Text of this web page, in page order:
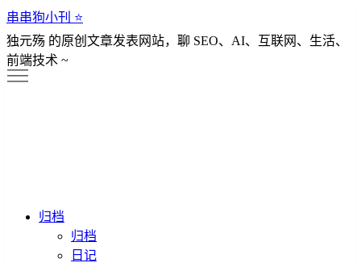
串串狗小刊 ⭐️
独元殇 的原创文章发表网站，聊 SEO、AI、互联网、生活、
前端技术 ~
归档
归档
日记